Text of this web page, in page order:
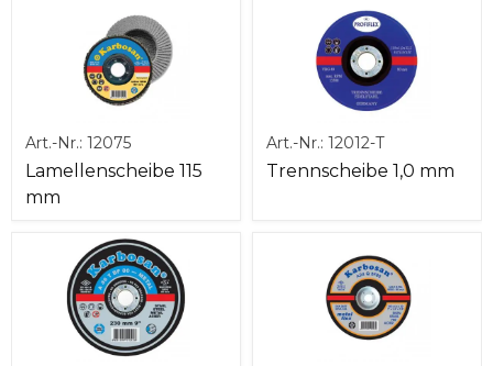
Art.-Nr.: 12075
Lamellenscheibe 115
mm
Art.-Nr.: 12012-T
Trennscheibe 1,0 mm